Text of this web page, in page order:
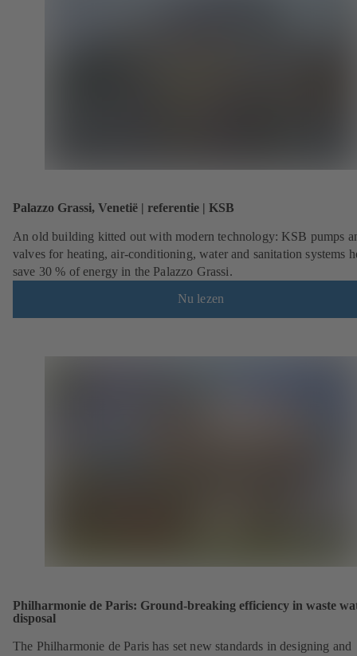
Palazzo Grassi, Venetië | referentie | KSB
An old building kitted out with modern technology: KSB pumps
valves for heating, air-conditioning, water and sanitation systems
save 30 % of energy in the Palazzo Grassi.
Nu lezen
Philharmonie de Paris: Ground-breaking efficiency in waste
disposal
The Philharmonie de Paris has set new standards in designing and